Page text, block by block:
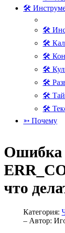
🛠
🛠
🛠
🛠
🛠
🛠
🛠
🛠
➳ Почему
Ошибка
что
Категория:
– Автор: